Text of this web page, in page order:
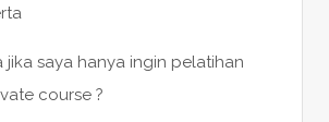
jika saya hanya ingin pelatihan
course ?